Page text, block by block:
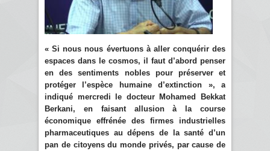
« Si nous nous évertuons à aller conquérir des
espaces dans le cosmos, il faut d’abord penser
en des sentiments nobles pour préserver et
protéger l’espèce humaine d’extinction », a
indiqué mercredi le docteur Mohamed Bekkat
Berkani, en faisant allusion à la course
économique effrénée des firmes industrielles
pharmaceutiques au dépens de la santé d’un
pan de citoyens du monde privés, par cause de